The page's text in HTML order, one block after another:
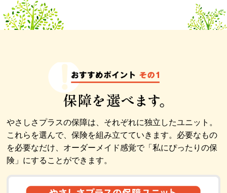
世界の女性を応援するプロジェクト
やさしさプラスの朝日生命
やさしさプラスの保障は、それぞれに独立したユニット。
これらを選んで、保険を組み立てていきます。必要なもの
を必要なだけ、オーダーメイド感覚で「私にぴったりの保
険」にすることができます。